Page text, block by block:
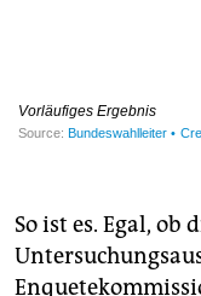
So ist es. Egal,